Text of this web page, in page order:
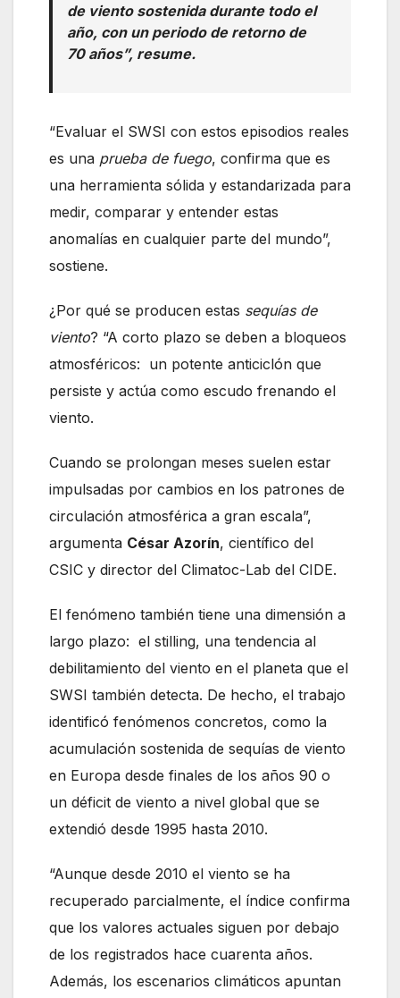
de viento sostenida durante todo el
año, con un periodo de retorno de
70 años”, resume.
“Evaluar el SWSI con estos episodios reales
es una prueba de fuego, confirma que es
una herramienta sólida y estandarizada para
medir, comparar y entender estas
anomalías en cualquier parte del mundo”,
sostiene.
¿Por qué se producen estas sequías de
viento? “A corto plazo se deben a bloqueos
atmosféricos: un potente anticiclón que
persiste y actúa como escudo frenando el
viento.
Cuando se prolongan meses suelen estar
impulsadas por cambios en los patrones de
circulación atmosférica a gran escala”,
argumenta César Azorín, científico del
CSIC y director del Climatoc-Lab del CIDE.
El fenómeno también tiene una dimensión a
largo plazo: el stilling, una tendencia al
debilitamiento del viento en el planeta que el
SWSI también detecta. De hecho, el trabajo
identificó fenómenos concretos, como la
acumulación sostenida de sequías de viento
en Europa desde finales de los años 90 o
un déficit de viento a nivel global que se
extendió desde 1995 hasta 2010.
“Aunque desde 2010 el viento se ha
recuperado parcialmente, el índice confirma
que los valores actuales siguen por debajo
de los registrados hace cuarenta años.
Además, los escenarios climáticos apuntan